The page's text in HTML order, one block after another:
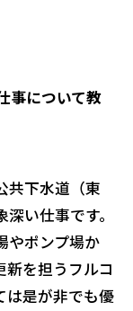
事について教
共下水道（東
い仕事です。
やポンプ場か
新を担うフルコ
は是が非でも優